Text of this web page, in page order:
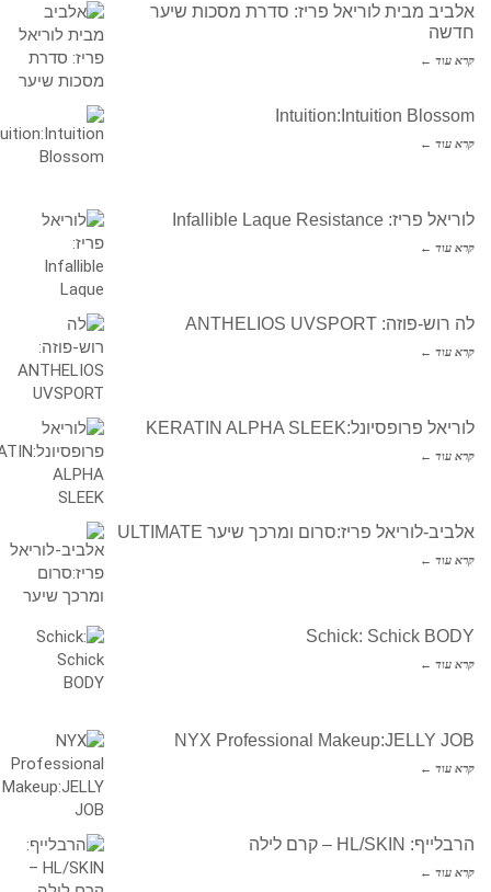
אלביב מבית לוריאל פריז: סדרת מסכות שיער
חדשה
קרא עוד ←
Intuition:Intuition Blossom
קרא עוד ←
לוריאל פריז: Infallible Laque Resistance
קרא עוד ←
לה רוש-פוזה: ANTHELIOS UVSPORT
קרא עוד ←
לוריאל פרופסיונל:KERATIN ALPHA SLEEK
קרא עוד ←
אלביב-לוריאל פריז:סרום ומרכך שיער ULTIMATE
קרא עוד ←
Schick: Schick BODY
קרא עוד ←
NYX Professional Makeup:JELLY JOB
קרא עוד ←
הרבלייף: HL/SKIN – קרם לילה
קרא עוד ←